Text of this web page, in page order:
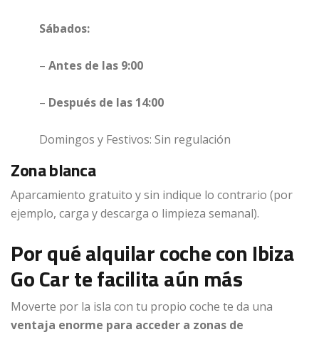
Sábados:
– Antes de las 9:00
– Después de las 14:00
Domingos y Festivos: Sin regulación
Zona blanca
Aparcamiento gratuito y sin indique lo contrario (por
ejemplo, carga y descarga o limpieza semanal).
Por qué alquilar coche con Ibiza
Go Car te facilita aún más
Moverte por la isla con tu propio coche te da una
ventaja enorme para acceder a zonas de